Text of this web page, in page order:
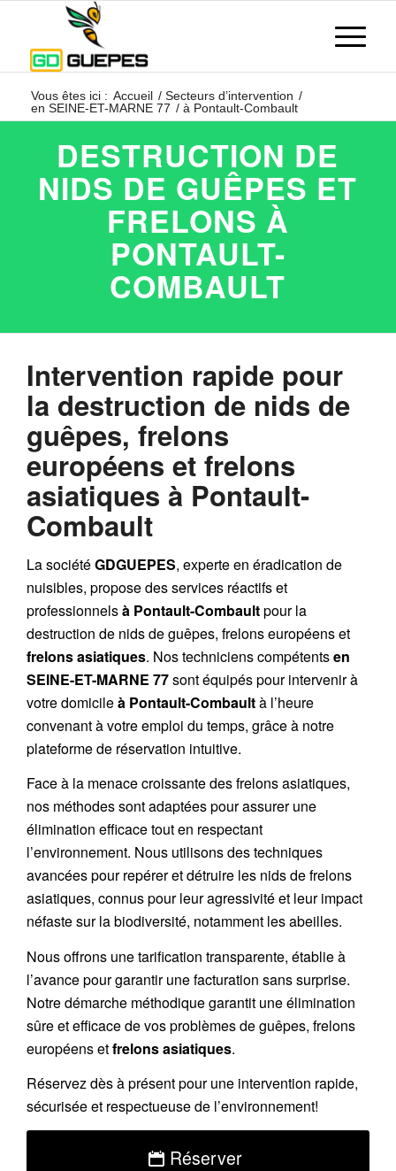
Vous êtes ici : Accueil / Secteurs d’intervention /
en SEINE-ET-MARNE 77 / à Pontault-Combault
DESTRUCTION DE
NIDS DE GUÊPES ET
FRELONS À
PONTAULT-
COMBAULT
Intervention rapide pour
la destruction de nids de
guêpes, frelons
européens et frelons
asiatiques à Pontault-
Combault
La sociétéGDGUEPES, experte en éradication de
nuisibles, propose des services réactifs et
professionnelsà Pontault-Combaultpour la
destruction de nids de guêpes, frelons européenset
frelons asiatiques. Nos techniciens compétentsen
SEINE-ET-MARNE 77sont équipés pour intervenir à
votre domicileà Pontault-Combaultà l’heure
convenant à votre emploi du temps, grâce à notre
plateforme de réservation intuitive.
Face à la menace croissante des frelons asiatiques,
nos méthodes sont adaptées pour assurer une
élimination efficace tout en respectant
l’environnement. Nous utilisons des techniques
avancées pour repérer et détruire les nids defrelons
asiatiques, connus pour leur agressivité et leur impact
néfaste sur la biodiversité, notamment les abeilles.
Nous offrons unetarification transparente, établie à
l’avance pour garantir une facturation sans surprise.
Notre démarche méthodique garantit une élimination
sûre et efficace de vos problèmes de guêpes, frelons
européens etfrelons asiatiques.
Réservezdès à présent pour une intervention rapide,
sécurisée et respectueuse de l’environnement!
Réserver